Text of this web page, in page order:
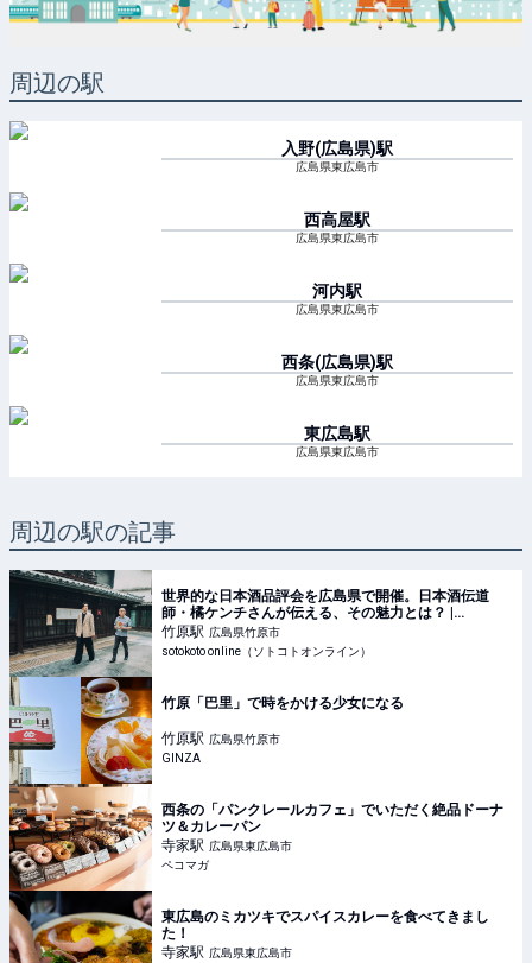
周辺の駅
入野(広島県)駅
広島県東広島市
西高屋駅
広島県東広島市
河内駅
広島県東広島市
西条(広島県)駅
広島県東広島市
東広島駅
広島県東広島市
周辺の駅の記事
世界的な日本酒品評会を広島県で開催。日本酒伝道
師・橘ケンチさんが伝える、その魅力とは？ |
sotokoto online（ソトコトオンライン）
竹原駅 広島県竹原市
sotokoto online（ソトコトオンライン）
竹原「巴里」で時をかける少女になる
竹原駅 広島県竹原市
GINZA
西条の「パンクレールカフェ」でいただく絶品ドーナ
ツ＆カレーパン
寺家駅 広島県東広島市
ペコマガ
東広島のミカツキでスパイスカレーを食べてきまし
た！
寺家駅 広島県東広島市